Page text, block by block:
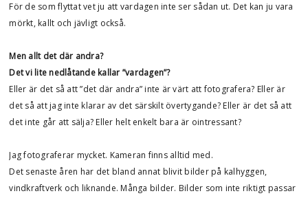
För de som flyttat vet ju att vardagen inte ser sådan ut. Det kan ju vara
mörkt, kallt och jävligt också.
Men allt det där andra?
Det vi lite nedlåtande kallar ”vardagen”?
Eller är det så att ”det där andra” inte är värt att fotografera? Eller är
det så att jag inte klarar av det särskilt övertygande? Eller är det så att
det inte går att sälja? Eller helt enkelt bara är ointressant?
Jag fotograferar mycket. Kameran finns alltid med.
Det senaste åren har det bland annat blivit bilder på kalhyggen,
vindkraftverk och liknande. Många bilder. Bilder som inte riktigt passar